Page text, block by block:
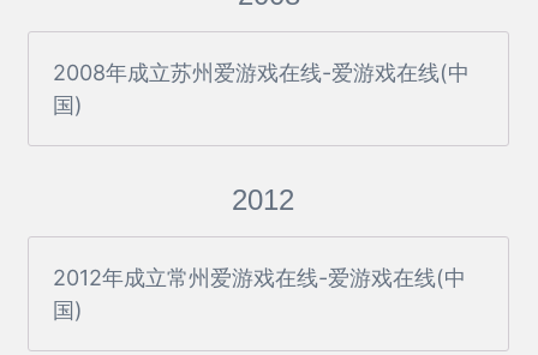
2008年成立苏州爱游戏在线-爱游戏在线(中
国)
2012
2012年成立常州爱游戏在线-爱游戏在线(中
国)